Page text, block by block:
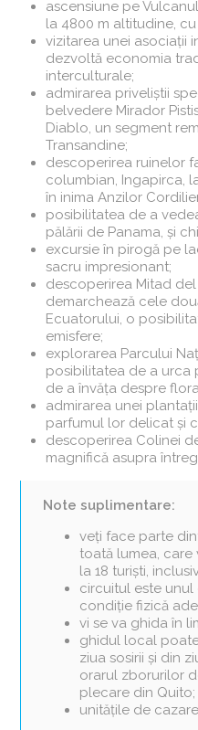
ascensiune pe
la 4800 m altitudine,
vizitarea unei asociații
dezvoltă economia
interculturale;
admirarea priveliștii
belvedere Mirador
Diablo, un segment
Transandine;
descoperirea ruinelor
columbian, Ingapirca,
în inima Anzilor
posibilitatea de a
pălării de Panama, și
excursie în pirogă pe
sacru impresionant;
descoperirea Mitad
demarchează cele
Ecuatorului, o
emisfere;
explorarea Parcului
posibilitatea de a urca
de a învăța despre
admirarea unei
parfumul lor delicat și
descoperirea Colinei
magnifică asupra
Note suplimentare:
veți face parte
toată lumea, care
la 18 turiști,
circuitul este unul
condiție fizică
vi se va ghida în
ghidul local
ziua sosirii și din
orarul zborurilor
plecare din Quito;
unitățile de